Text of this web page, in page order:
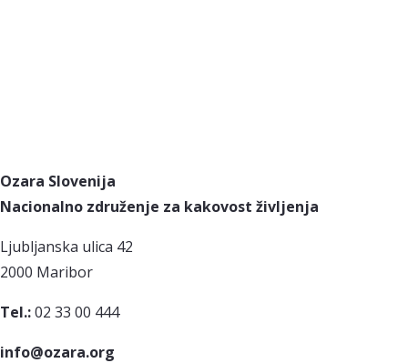
Ozara Slovenija
Nacionalno združenje za kakovost življenja
Ljubljanska ulica 42
2000 Maribor
Tel.:02 33 00 444
info@ozara.org